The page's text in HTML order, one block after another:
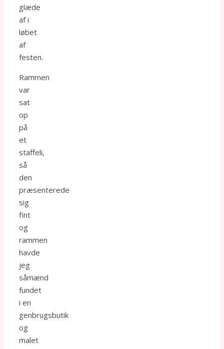
glæde
af i
løbet
af
festen.
Rammen
var
sat
op
på
et
staffeli,
så
den
præsenterede
sig
fint
og
rammen
havde
jeg
såmænd
fundet
i en
genbrugsbutik
og
malet